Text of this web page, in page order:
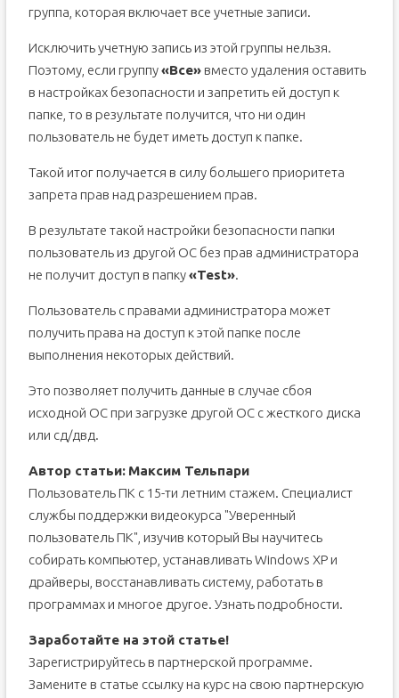
группа, которая включает все учетные записи.
Исключить учетную запись из этой группы нельзя.
Поэтому, если группу«Все»вместо удаления оставить
в настройках безопасности и запретить ей доступ к
папке, то в результате получится, что ни один
пользователь не будет иметь доступ к папке.
Такой итог получается в силу большего приоритета
запрета прав над разрешением прав.
В результате такой настройки безопасности папки
пользователь из другой ОС без прав администратора
не получит доступ в папку«Test».
Пользователь с правами администратора может
получить права на доступ к этой папке после
выполнения некоторых действий.
Это позволяет получить данные в случае сбоя
исходной ОС при загрузке другой ОС с жесткого диска
или сд/двд.
Автор статьи: Максим Тельпари
Пользователь ПК с 15-ти летним стажем. Специалист
службы поддержки видеокурса "Уверенный
пользователь ПК", изучив который Вы научитесь
собирать компьютер, устанавливать Windows XP и
драйверы, восстанавливать систему, работать в
программах и многое другое. Узнать подробности.
Заработайте на этой статье!
Зарегистрируйтесь в партнерской программе.
Замените в статье ссылку на курс на свою партнерскую